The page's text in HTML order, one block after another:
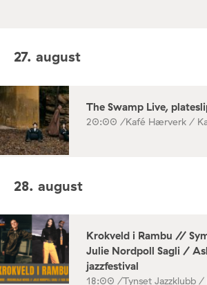
27. august
The Swamp Live,
20:00 /Kafé Hærverk /
28. august
Krokveld i Rambu //
Julie Nordpoll Sagli /
jazzfestival
18:00 /Tynset Jazzklubb